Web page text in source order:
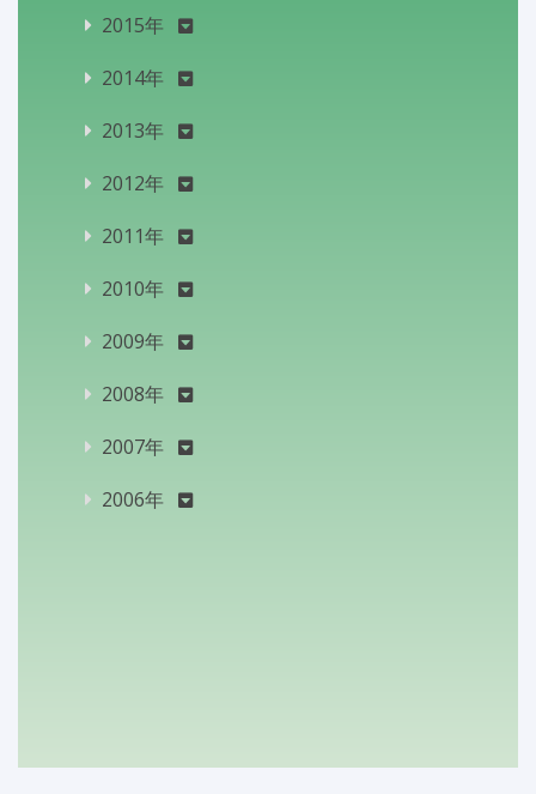
2015年
2014年
2013年
2012年
2011年
2010年
2009年
2008年
2007年
2006年